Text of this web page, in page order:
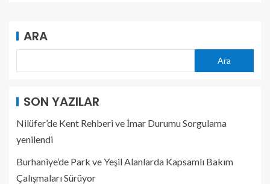
ARA
Ara
SON YAZILAR
Nilüfer’de Kent Rehberi ve İmar Durumu Sorgulama
yenilendi
Burhaniye’de Park ve Yeşil Alanlarda Kapsamlı Bakım
Çalışmaları Sürüyor